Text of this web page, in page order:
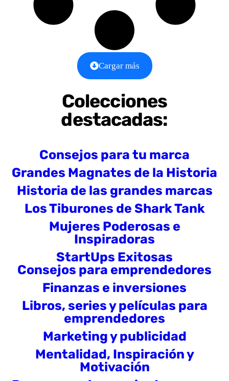
Cargar más
Colecciones
destacadas:
Consejos para tu marca
Grandes Magnates de la Historia
Historia de las grandes marcas
Los Tiburones de Shark Tank
Mujeres Poderosas e
Inspiradoras
StartUps Exitosas
Consejos para emprendedores
Finanzas e inversiones
Libros, series y películas para
emprendedores
Marketing y publicidad
Mentalidad, Inspiración y
Motivación